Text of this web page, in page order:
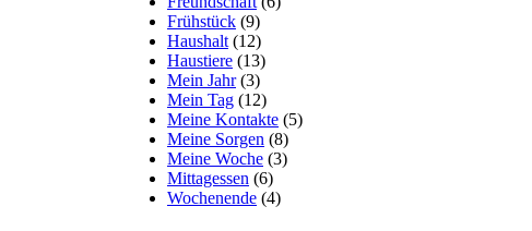
Frühstück (9)
Haushalt (12)
Haustiere (13)
Mein Jahr(3)
Mein Tag (12)
Meine Kontakte (5)
Meine Sorgen (8)
Meine Woche (3)
Mittagessen (6)
Wochenende (4)